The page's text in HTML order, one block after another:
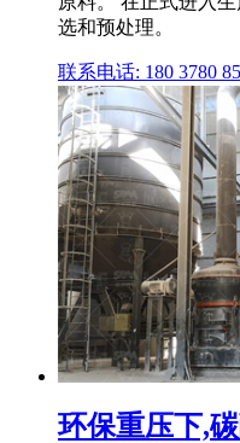
选和预处理。
联系电话: 180 3780
环保重压下,